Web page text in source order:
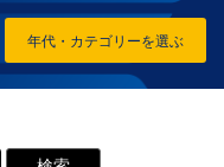
年代・カテゴリーを選ぶ